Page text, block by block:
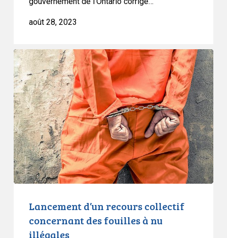
corporels
solution
de
rechange.
août 28, 2023
Lancement
d’un
recours
collectif
concernant
des
fouilles
à
nu
illégales
Lancement d’un recours collectif
concernant des fouilles à nu
illégales